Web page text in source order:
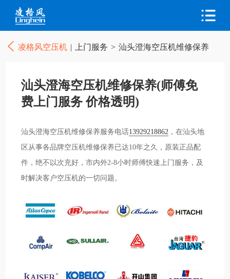
凌格风空压机 | 上门服务 > 汕头澄海空压机维修保养
汕头澄海空压机维修保养(师傅免
费上门服务 价格透明)
汕头澄海空压机维修保养服务电话13929218862 ，在汕头地
区从事各品牌空压机维修保养已达10年之久，原装正品配
件，绝不以次充好，市内外2-8小时师傅快速上门服务，及
时解决客户空压机的一切问题。